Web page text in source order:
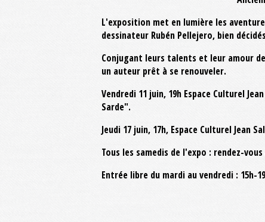
L'exposition met en lumière les
dessinateur Rubén Pellejero, bien
Conjugant leurs talents et leur amour
un auteur prêt à se renouveler.
Vendredi 11 juin, 19h Espace Culturel
Sarde".
Jeudi 17 juin, 17h, Espace Culturel
Tous les samedis de l'expo : rendez-
Entrée libre du mardi au vendredi : 15h-